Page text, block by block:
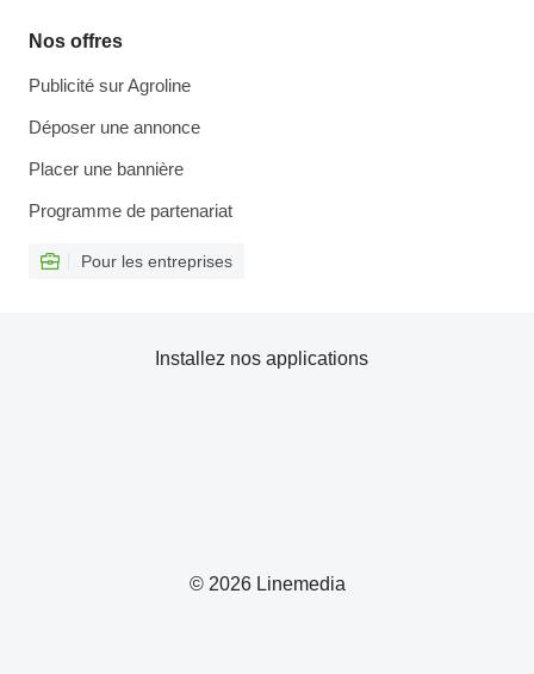
Nos offres
Publicité sur Agroline
Déposer une annonce
Placer une bannière
Programme de partenariat
Pour les entreprises
© 2026 Linemedia
Installez nos applications